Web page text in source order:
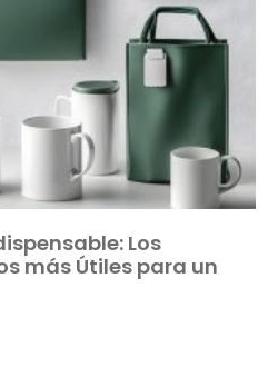
Los
más Útiles para un